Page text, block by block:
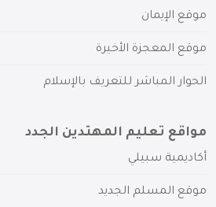
موقع الإيمان
موقع المعجزة الأخيرة
الحوار المباشر للتعريف بالإسلام
مواقع تعليم المهتدين الجدد
أكاديمية سبيلي
موقع المسلم الجديد